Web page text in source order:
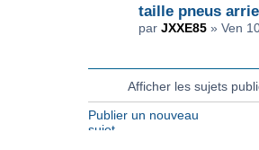
taille pneus
par JXXE85 » Ven
Afficher les sujets
Publier un nouveau
sujet